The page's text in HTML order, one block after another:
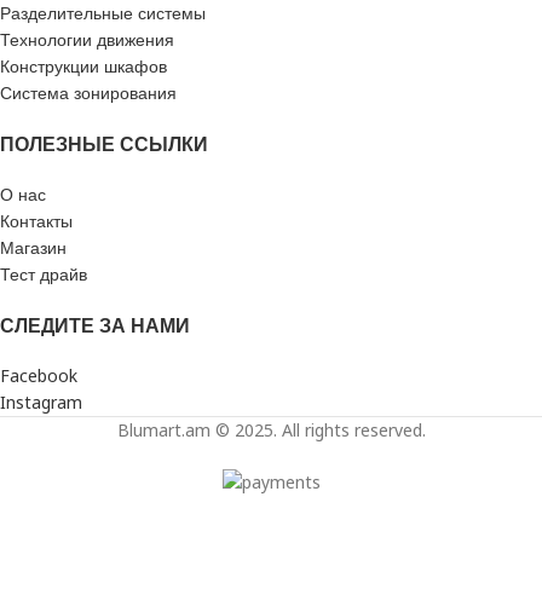
Разделительные системы
Технологии движения
Конструкции шкафов
Система зонирования
ПОЛЕЗНЫЕ ССЫЛКИ
О нас
Контакты
Магазин
Тест драйв
СЛЕДИТЕ ЗА НАМИ
Facebook
Instagram
Blumart.am © 2025. All rights reserved.